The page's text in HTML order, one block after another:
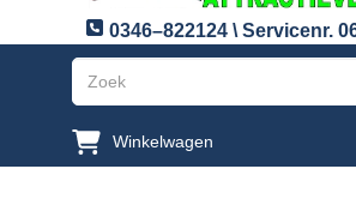
0346–822124 \ Servicenr.
Winkelwagen